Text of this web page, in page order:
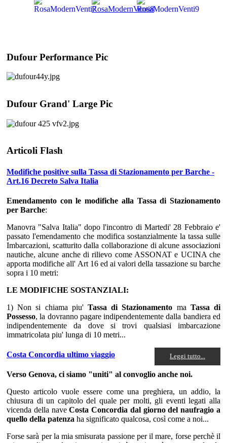
Dufour Performance Pic
Dufour Grand' Large Pic
Articoli Flash
Modifiche positive sulla Tassa di Stazionamento per Barche -
Art.16 Decreto Salva Italia
Emendamento con le modifiche alla Tassa di Stazionamento
per Barche:
Manovra "Salva Italia" dopo l'incontro di Martedi' 28 Febbraio e'
passato l'emendamento che modifica sostanzialmente la tassa sulle
Imbarcazioni, scatturito dalla collaborazione di alcune associazioni
nautiche, alcune anche di rilievo come ASSONAT e UCINA che
apporta modifiche all' Art 16 ed ai valori della tassazione su barche
sopra i 10 metri:
LE MODIFICHE SOSTANZIALI:
1) Non si chiama piu' Tassa di Stazionamento ma Tassa di
Possesso, la dovranno pagare indipendentemente dalla bandiera ed
indipendentemente da dove si trovi qualsiasi imbarcazione
immatricolata piu' lunga di 10 metri...
Leggi tutto...
Costa Concordia ultimo viaggio
Verso Genova, ci siamo "uniti" al convoglio anche noi.
Questo articolo vuole essere come una preghiera, un addio, la
chiusura di un capitolo del quale per molti, gli eventi legati alla
vicenda della naveCosta Concordia dal giorno del naufragio a
quello della patenza ha significato qualcosa, così come a noi...
Forse sarà per la mia smisurata passione per il mare, forse perchè il